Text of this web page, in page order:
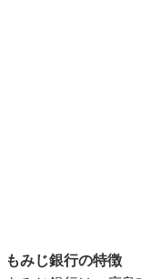
もみじ銀行の特徴